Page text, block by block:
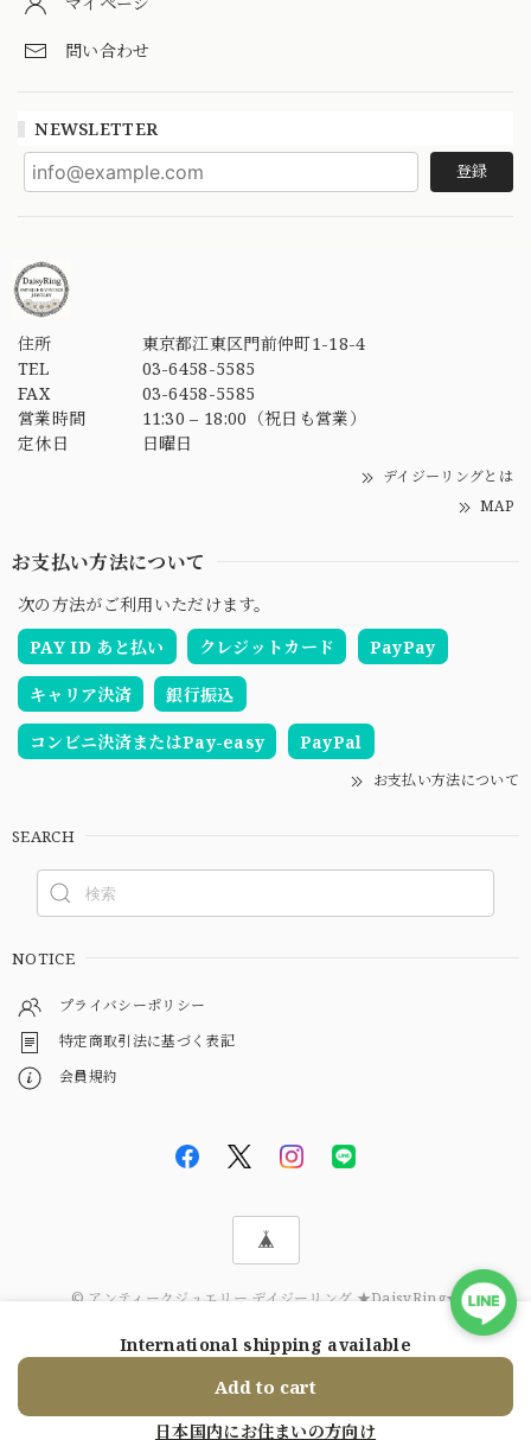
問い合わせ
NEWSLETTER
登録
住所
東京都江東区門前仲町1-18-4
TEL
03-6458-5585
FAX
03-6458-5585
営業時間
11:30 – 18:00（祝日も営業）
定休日
日曜日
デイジーリングとは
MAP
お支払い方法について
次の方法がご利用いただけます。
PAY ID あと払い
クレジットカード PayPay
キャリア決済 銀行振込
コンビニ決済またはPay-easy PayPal
お支払い方法について
SEARCH
NOTICE
プライバシーポリシー
特定商取引法に基づく表記
会員規約
© アンティークジュエリー デイジーリング ★DaisyRing★
International shipping available
Add to cart
日本国内にお住まいの方向け
ショップに質問する